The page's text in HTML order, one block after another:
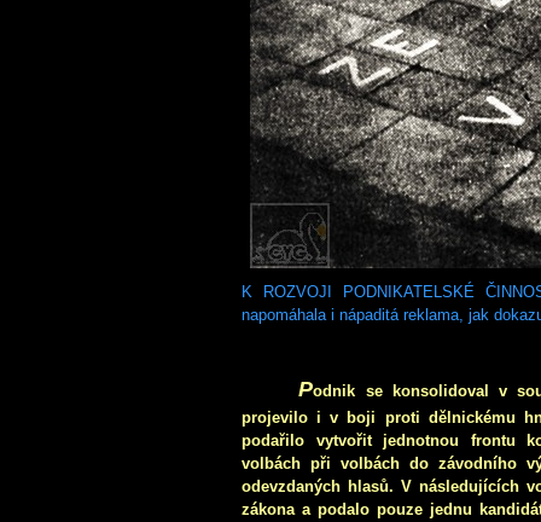
K ROZVOJI PODNIKATELSKÉ
napomáhala i nápaditá reklama, jak
Podnik se konsolidoval v
projevilo i v boji proti dělnickému
podařilo vytvořit jednotnou frontu
volbách při volbách do závodního
odevzdaných hlasů. V následujících
zákona a podalo pouze jednu